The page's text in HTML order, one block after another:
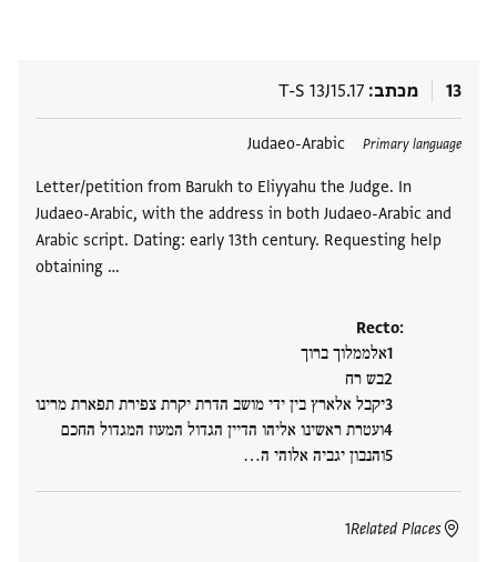
13 מכתב T-S 13J15.17
Primary language
Judaeo-Arabic
Letter/petition from Barukh to Eliyyahu the Judge. In
Judaeo-Arabic, with the address in both Judaeo-Arabic and
Arabic script. Dating: early 13th century. Requesting help
obtaining …
Recto:
אלממלוך ברוך
בש רח
יקבל אלארץ בין ידי מושב הדרת יקרת צפירת תפארת מרינו
ועטרת ראשינו אליהו הדיין הגדול המעוז המגדול החכם
והנבון יגביה אלוהי ה‮…
Related Places
1
תגים